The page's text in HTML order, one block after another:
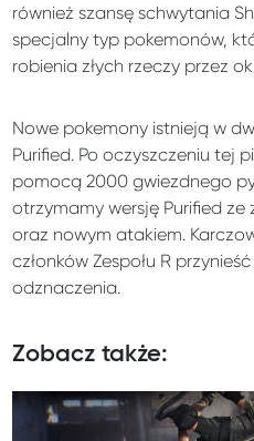
również szansę schwytania
specjalny typ pokemonów,
robienia złych rzeczy przez
Nowe pokemony istnieją w
Purified. Po oczyszczeniu tej
pomocą 2000 gwiezdnego
otrzymamy wersję Purified
oraz nowym atakiem.
członków Zespołu R
odznaczenia.
Zobacz także: